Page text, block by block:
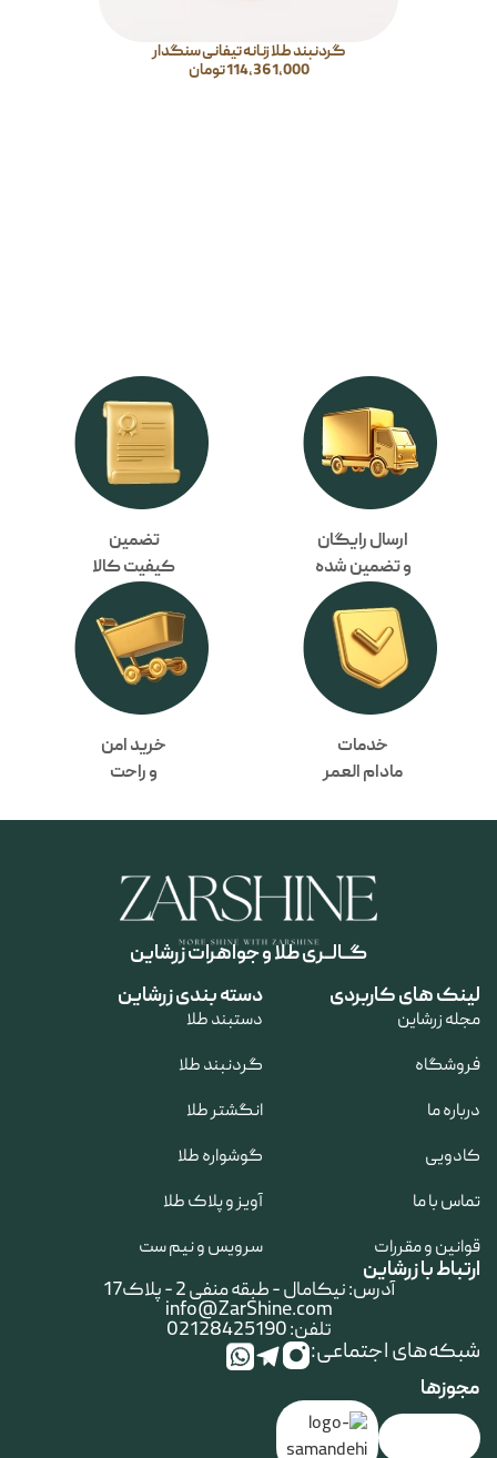
گردنبند طلا زنانه تیفانی سنگدار
114,361,000تومان
ارسال رایگان
و تضمین شده
تضمین
کیفیت کالا
خدمات
مادام العمر
خرید امن
و راحت
گــالــری طلا و جواهرات زرشاین
لینک های کاربردی
مجله زرشاین
فروشگاه
درباره ما
کادویی
تماس با ما
قوانین و مقررات
دسته بندی زرشاین
دستبند طلا
گردنبند طلا
انگشتر طلا
گوشواره طلا
آویز و پلاک طلا
سرویس و نیم ست
ارتباط با زرشاین
آدرس: نیکامال - طبقه منفی 2 - پلاک17
info@ZarShine.com
تلفن: 02128425190
شبکه‌های اجتماعی:
مجوزها